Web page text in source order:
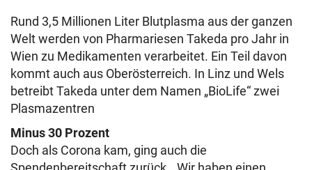
Rund 3,5 Millionen Liter Blutplasma aus der ganzen
Welt werden von Pharmariesen Takeda pro Jahr in
Wien zu Medikamenten verarbeitet. Ein Teil davon
kommt auch aus Oberösterreich. In Linz und Wels
betreibt Takeda unter dem Namen „BioLife“ zwei
Plasmazentren
Minus 30 Prozent
Doch als Corona kam, ging auch die